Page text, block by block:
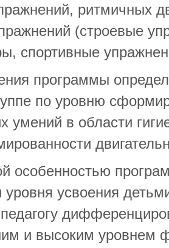
ритмичных
(строевые
спортивные
программы
по уровню
умений в области
особенностью
усвоения
и высоким уровнем